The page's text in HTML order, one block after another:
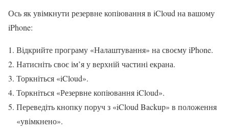
Ось як увімкнути резервне копіювання в iCloud на вашому
iPhone:
Відкрийте програму «Налаштування» на своєму iPhone.
Натисніть своє ім’я у верхній частині екрана.
Торкніться «iCloud».
Торкніться «Резервне копіювання iCloud».
Переведіть кнопку поруч з «iCloud Backup» в положення
«увімкнено».